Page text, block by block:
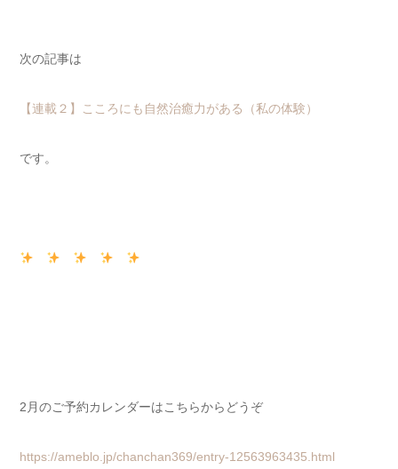
次の記事は
【連載２】こころにも自然治癒力がある（私の体験）
です。
2月のご予約カレンダーはこちらからどうぞ
https://ameblo.jp/chanchan369/entry-12563963435.html